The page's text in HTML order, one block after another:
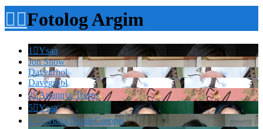
Fotolog Argim
1 Ysaa
Jon Snow
Davegrhol
Davegrhol
3Ariannys Torres
5Ysaa
2Viviana Natali Coronel